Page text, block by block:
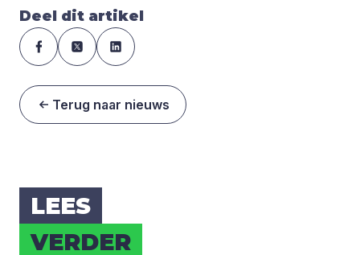
Deel dit artikel
Terug naar nieuws
LEES
VER­DER